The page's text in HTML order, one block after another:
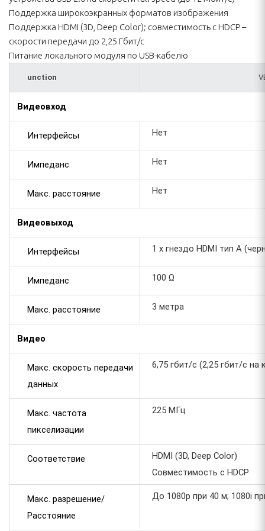
Поддержка широкоэкранных форматов изображения
Поддержка HDMI (3D, Deep Color); совместимость с HDCP –
скорости передачи до 2,25 Гбит/с
Питание локального модуля по USB-кабелю
unction
Видеовход
Интерфейсы Нет
Импеданс Нет
Макс. расстояние Нет
Видеовыход
Интерфейсы 1 x гнездо HDMI тип А
Импеданс 100 Ω
Макс. расстояние 3 метра
Видео
Макс. скорость передачи
данных
6,75 гбит/с (2,25 гбит/с
Макс. частота
пикселизации
225 MГц
Соответствие
HDMI (3D, Deep Color)
Совместимость с HDCP
Макс. разрешение/
Расстояние
До 1080p при 40 м; 1080i